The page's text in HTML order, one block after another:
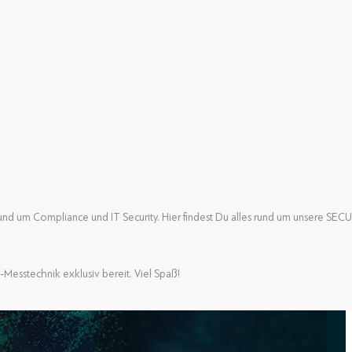
um Compliance und IT Security. Hier findest Du alles rund um unsere
exklusiv bereit. Viel Spaß!
um Compliance und IT Security. Hier findest Du alles rund um unsere
exklusiv bereit. Viel Spaß!